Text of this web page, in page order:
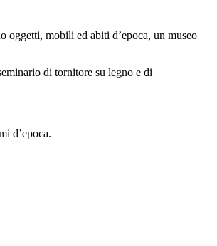
oggetti, mobili ed abiti d’epoca, un museo
di tornitore su legno e di
d’epoca.